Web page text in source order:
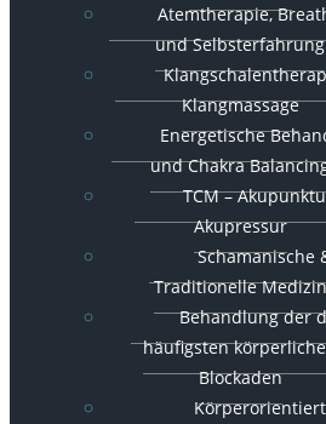
Atemtherapie,
und Selbsterfahrung
Klangmassage
Energetische
und Chakra
TCM –
Akupressur
Schamanische
Traditionelle Medizin
Behandlung der
häufigsten
Blockaden